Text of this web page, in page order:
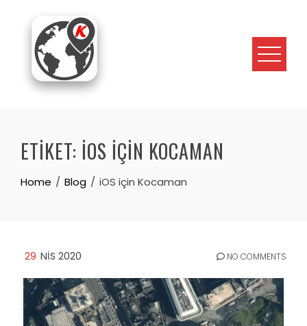
content
ETIKET: IOS IÇIN KOCAMAN
Home Blog iOS için Kocaman
29 NIS 2020 NO COMMENTS